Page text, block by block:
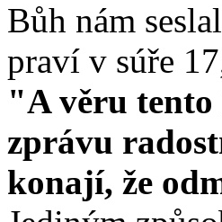
Bůh nám
praví v súře
"A věru tento
zprávu
konají, že